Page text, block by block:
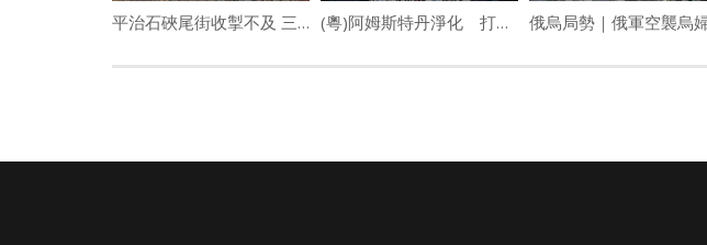
平治石硤尾街收掣不及 三名車串燒 (粵)阿姆斯特丹淨化 打爛櫥窗女郎飯碗